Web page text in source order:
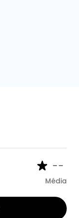
--
Média